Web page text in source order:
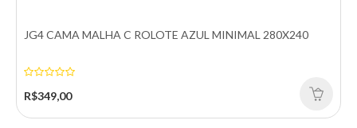
JG4 CAMA MALHA C ROLOTE AZUL MINIMAL 280X240
R$349,00